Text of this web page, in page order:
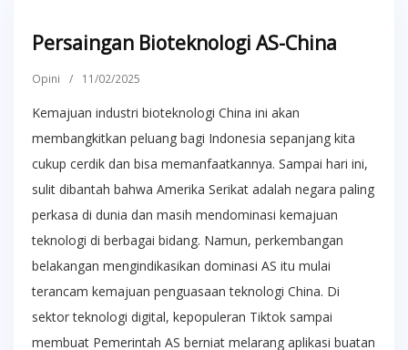
Persaingan Bioteknologi AS-China
Opini / 11/02/2025
Kemajuan industri bioteknologi China ini akan
membangkitkan peluang bagi Indonesia sepanjang kita
cukup cerdik dan bisa memanfaatkannya. Sampai hari ini,
sulit dibantah bahwa Amerika Serikat adalah negara paling
perkasa di dunia dan masih mendominasi kemajuan
teknologi di berbagai bidang. Namun, perkembangan
belakangan mengindikasikan dominasi AS itu mulai
terancam kemajuan penguasaan teknologi China. Di
sektor teknologi digital, kepopuleran Tiktok sampai
membuat Pemerintah AS berniat melarang aplikasi buatan